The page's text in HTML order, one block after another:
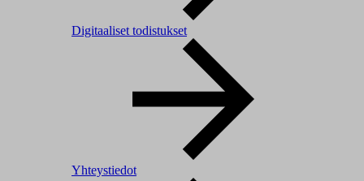
Digitaaliset todistukset
Yhteystiedot